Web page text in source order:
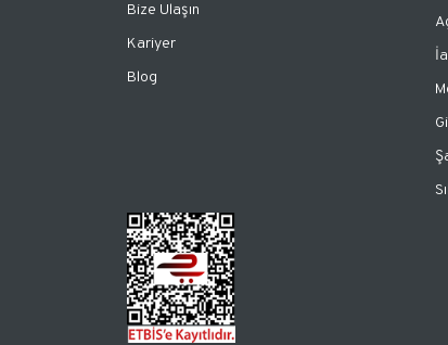
Bize Ulaşın
Kariyer
Blog